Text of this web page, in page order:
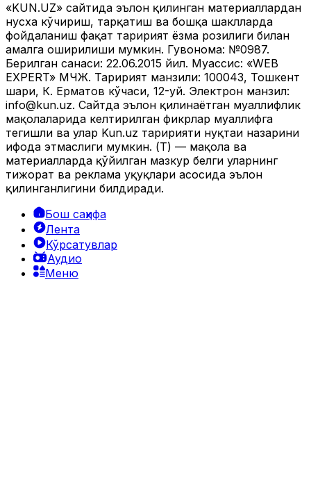
«KUN.UZ» сайтида эълон қилинган материаллардан
нусха кўчириш, тарқатиш ва бошқа шаклларда
фойдаланиш фақат таҳририят ёзма розилиги билан
амалга оширилиши мумкин. Гувоҳнома: №0987.
Берилган санаси: 22.06.2015 йил. Муассис: «WEB
EXPERT» МЧЖ. Таҳририят манзили: 100043, Тошкент
шаҳри, К. Ерматов кўчаси, 12-уй. Электрон манзил:
info@kun.uz. Сайтда эълон қилинаётган муаллифлик
мақолаларида келтирилган фикрлар муаллифга
тегишли ва улар Kun.uz таҳририяти нуқтаи назарини
ифода этмаслиги мумкин. (Т) — мақола ва
материалларда қўйилган мазкур белги уларнинг
тижорат ва реклама ҳуқуқлари асосида эълон
қилинганлигини билдиради.
Бош саҳифа
Лента
Кўрсатувлар
Аудио
Меню